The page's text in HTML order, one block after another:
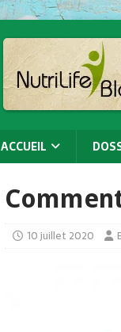
ACCUEIL
10 juillet 2020